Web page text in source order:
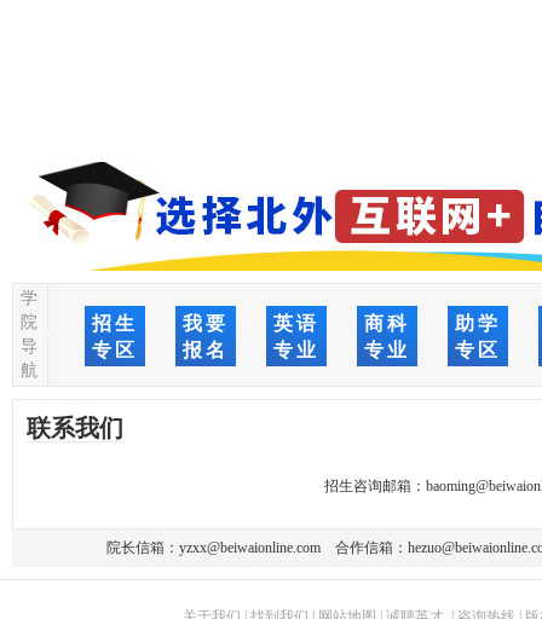
学
院
导
航
招生
专区
我要
报名
英语
专业
商科
专业
助学
专区
联系我们
招生咨询邮箱：
院长信箱： yzxx@beiwaionline.com 合作信箱：